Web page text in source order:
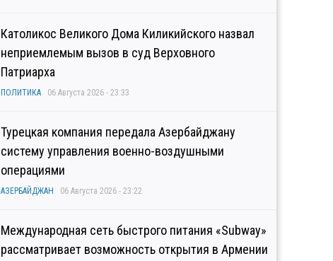
Католикос Великого Дома Киликийского назвал
неприемлемым вызов в суд Верховного
Патриарха
ПОЛИТИКА 06 Августа 2026 - 23:33
Турецкая компания передала Азербайджану
систему управления военно-воздушными
операциями
АЗЕРБАЙДЖАН 06 Августа 2026 - 23:22
Международная сеть быстрого питания «Subway»
рассматривает возможность открытия в Армении